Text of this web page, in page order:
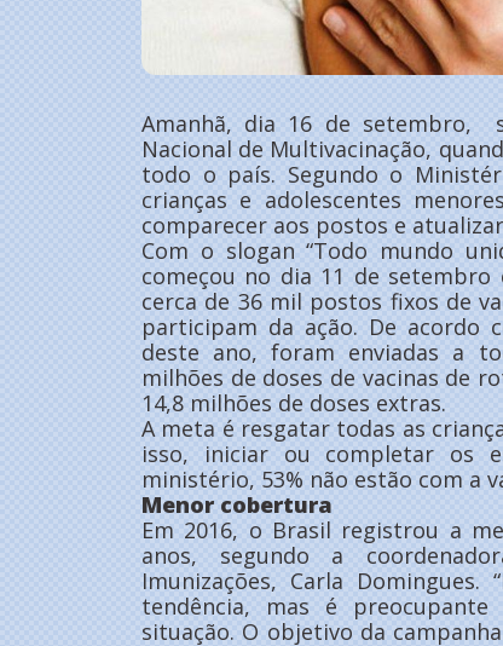
Amanhã, dia 16 de setembro,
Nacional de Multivacinação,
todo o país. Segundo o
crianças e adolescentes
comparecer aos postos e
Com o slogan “Todo mundo
começou no dia 11 de
cerca de 36 mil postos fixos de
participam da ação. De acordo
deste ano, foram enviadas a
milhões de doses de vacinas de
14,8 milhões de doses extras.
A meta é resgatar todas as
isso, iniciar ou completar os
ministério, 53% não estão com a
Menor cobertura
Em 2016, o Brasil registrou a
anos, segundo a
Imunizações, Carla
tendência, mas é
situação. O objetivo da